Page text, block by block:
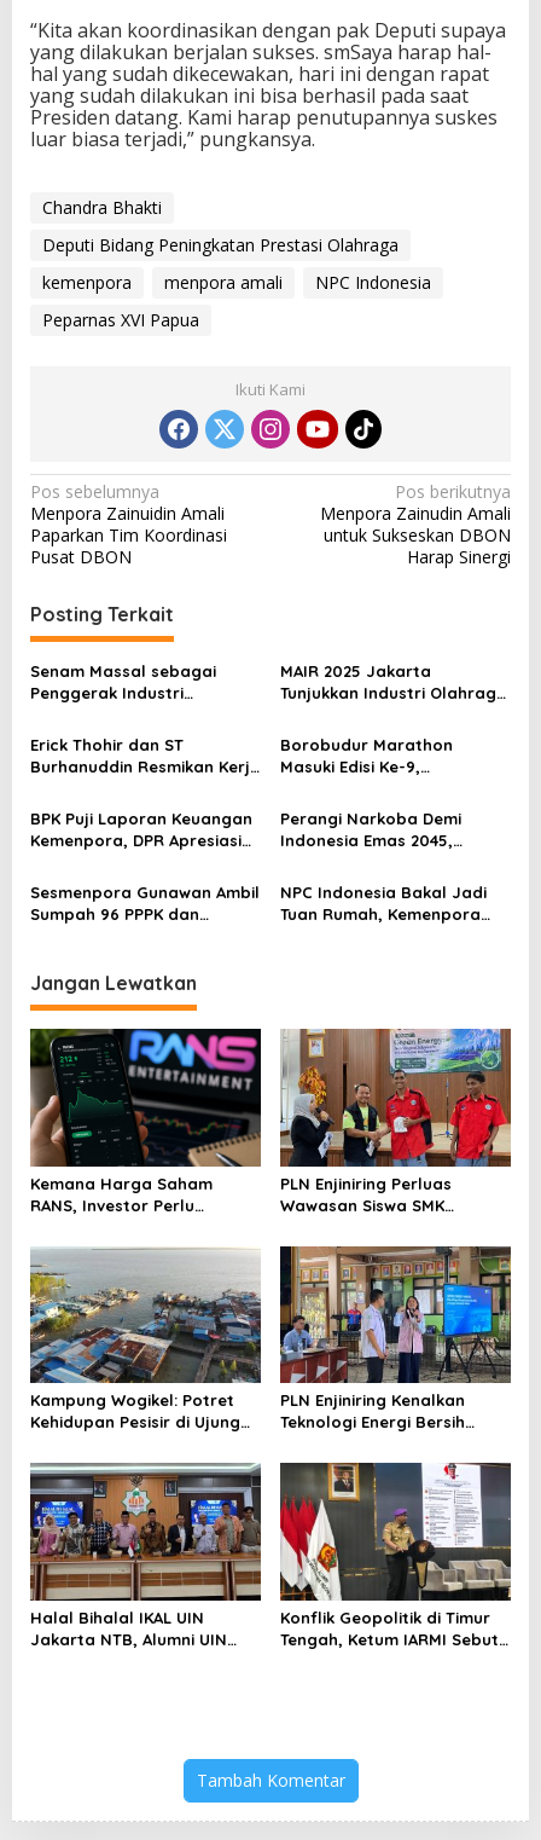
“Kita akan koordinasikan dengan pak Deputi supaya
yang dilakukan berjalan sukses. smSaya harap hal-
hal yang sudah dikecewakan, hari ini dengan rapat
yang sudah dilakukan ini bisa berhasil pada saat
Presiden datang. Kami harap penutupannya suskes
luar biasa terjadi,” pungkansya.
Chandra Bhakti
Deputi Bidang Peningkatan Prestasi Olahraga
kemenpora
menpora amali
NPC Indonesia
Peparnas XVI Papua
Ikuti Kami
N
a
v
i
g
a
s
i
p
s
Pos sebelumnya
Menpora Zainuidin Amali
Paparkan Tim Koordinasi
Pusat DBON
Pos berikutnya
Menpora Zainudin Amali
untuk Sukseskan DBON
Harap Sinergi
Posting Terkait
Senam Massal sebagai
Penggerak Industri
2025 untuk Ekonomi
Nasional
MAIR 2025 Jakarta
Tunjukkan Industri Olahraga
Erick Thohir dan ST
Burhanuddin Resmikan Kerja
Program Pemuda dan
Olahraga
Borobudur Marathon
Masuki Edisi Ke-9,
Kolaborasi
BPK Puji Laporan Keuangan
Kemenpora, DPR Apresiasi
Perangi Narkoba Demi
Indonesia Emas 2045,
Sesmenpora Gunawan Ambil
Sumpah 96 PPPK dan
NPC Indonesia Bakal Jadi
Tuan Rumah, Kemenpora
Jangan Lewatkan
Kemana Harga Saham
RANS, Investor Perlu
Menghindari Spekulasi
Berlebihan
PLN Enjiniring Perluas
Wawasan Siswa SMK
Perubahan Iklim
Kampung Wogikel: Potret
Kehidupan Pesisir di Ujung
Bertahan di Tengah
Keterbatasan
PLN Enjiniring Kenalkan
Teknologi Energi Bersih
Halal Bihalal IKAL UIN
Jakarta NTB, Alumni UIN
Konflik Geopolitik di Timur
Tengah, Ketum IARMI Sebut
Tambah Komentar